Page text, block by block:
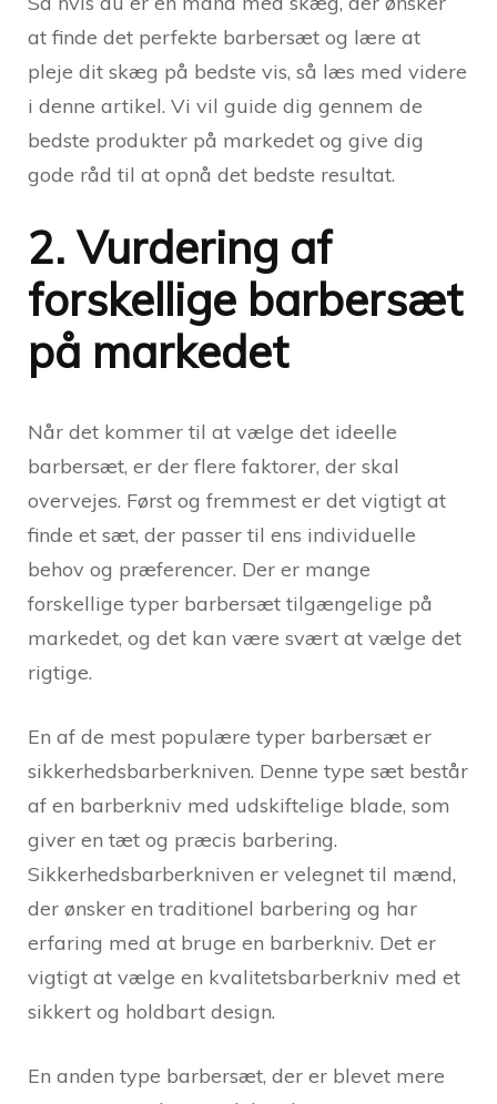
at finde det perfekte barbersæt og lære at
pleje dit skæg på bedste vis, så læs med videre
i denne artikel. Vi vil guide dig gennem de
bedste produkter på markedet og give dig
gode råd til at opnå det bedste resultat.
2. Vurdering af
forskellige barbersæt
på markedet
Når det kommer til at vælge det ideelle
barbersæt, er der flere faktorer, der skal
overvejes. Først og fremmest er det vigtigt at
finde et sæt, der passer til ens individuelle
behov og præferencer. Der er mange
forskellige typer barbersæt tilgængelige på
markedet, og det kan være svært at vælge det
rigtige.
En af de mest populære typer barbersæt er
sikkerhedsbarberkniven. Denne type sæt består
af en barberkniv med udskiftelige blade, som
giver en tæt og præcis barbering.
Sikkerhedsbarberkniven er velegnet til mænd,
der ønsker en traditionel barbering og har
erfaring med at bruge en barberkniv. Det er
vigtigt at vælge en kvalitetsbarberkniv med et
sikkert og holdbart design.
En anden type barbersæt, der er blevet mere